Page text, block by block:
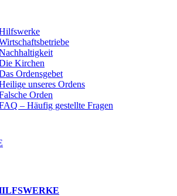
Kirchen
Ordensgebet
unseres Ordens
Orden
– Häufig gestellte Fragen